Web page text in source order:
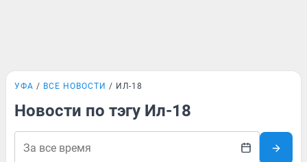
УФА ВСЕ НОВОСТИ ИЛ-18
Новости по тэгу Ил-18